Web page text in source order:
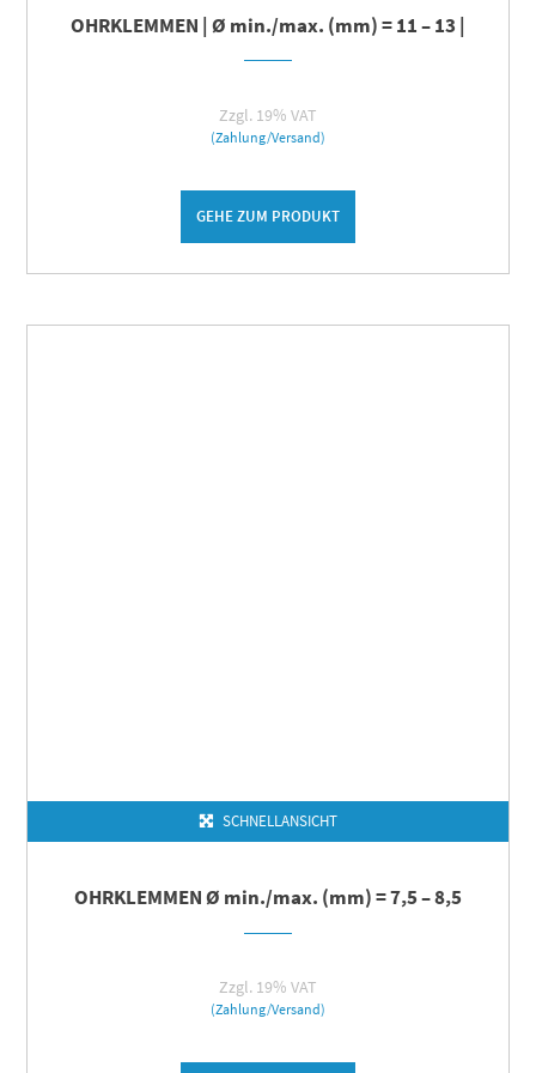
OHRKLEMMEN | Ø min./max. (mm) = 11 – 13 |
Zzgl. 19% VAT
(Zahlung/Versand)
GEHE ZUM PRODUKT
SCHNELLANSICHT
OHRKLEMMEN Ø min./max. (mm) = 7,5 – 8,5
Zzgl. 19% VAT
(Zahlung/Versand)